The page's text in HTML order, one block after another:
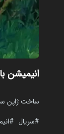
انیمیشن
ساخت ژاپن سال
سریال